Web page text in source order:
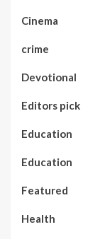
Cinema
crime
Devotional
Editors pick
Education
Education
Featured
Health